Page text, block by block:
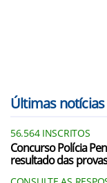
Últimas notícias
56.564 INSCRITOS
Concurso Polícia
resultado das provas